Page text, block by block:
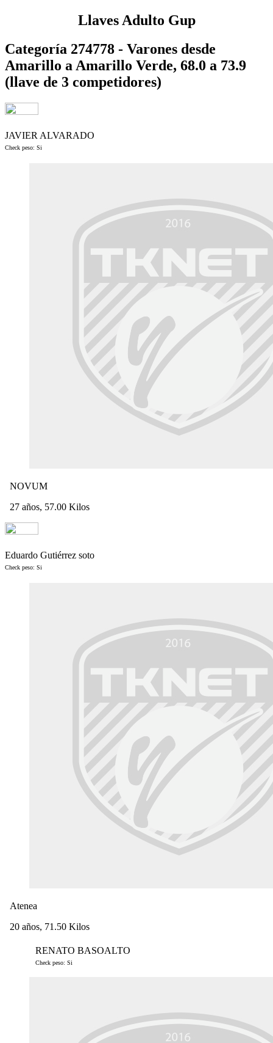
Llaves Adulto Gup
Categoría 274778 - Varones desde
Amarillo a Amarillo Verde, 68.0 a 73.9
(llave de 3 competidores)
JAVIER ALVARADO
Check peso: Si
NOVUM
27 años, 57.00 Kilos
Eduardo Gutiérrez soto
Check peso: Si
Atenea
20 años, 71.50 Kilos
RENATO BASOALTO
Check peso: Si